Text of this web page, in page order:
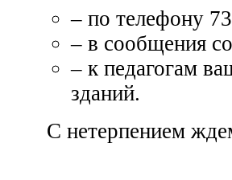
– по телефону
– в сообщения
– к педагогам
зданий.
С нетерпением